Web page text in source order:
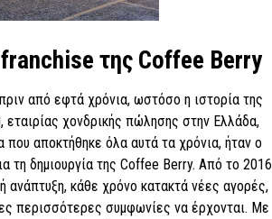
της Coffee Berry
από εφτά χρόνια, ωστόσο η ιστορία της
εταιρίας χονδρικής πώλησης στην Ελλάδα,
αποκτήθηκε όλα αυτά τα χρόνια, ήταν ο
τη δημιουργία της Coffee Berry. Από το 2016
ανάπτυξη, κάθε χρόνο κατακτά νέες αγορές,
περισσότερες συμφωνίες να έρχονται. Με